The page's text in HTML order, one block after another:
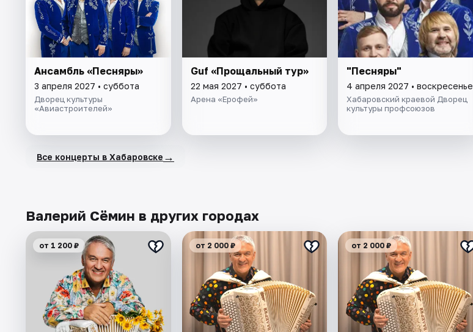
Ансамбль «Песняры»
3 апреля 2027 • суббота
Дворец культуры
«Авиастроителей»
Guf «Прощальный тур»
22 мая 2027 • суббота
Арена «Ерофей»
"Песняры"
4 апреля 2027 • воскресенье
Хабаровский краевой Дворец
культуры профсоюзов
Все концерты в Хабаровске →
Валерий Сёмин в других городах
от 1 200 ₽ от 2 000 ₽ от 2 000 ₽